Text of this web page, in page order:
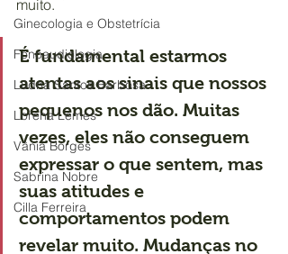
Ginecologia e Obstetrícia
Fonoaudiologia
Lúdna Santos Barbosa
Lorena Lemes
Vânia Borges
Sabrina Nobre
Cilla Ferreira
muito.
É fundamental estarmos
atentas aos sinais que nossos
pequenos nos dão. Muitas
vezes, eles não conseguem
expressar o que sentem, mas
suas atitudes e
comportamentos podem
revelar muito. Mudanças no